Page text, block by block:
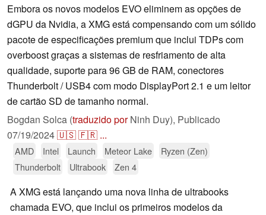
Embora os novos modelos EVO eliminem as opções de
dGPU da Nvidia, a XMG está compensando com um sólido
pacote de especificações premium que inclui TDPs com
overboost graças a sistemas de resfriamento de alta
qualidade, suporte para 96 GB de RAM, conectores
Thunderbolt / USB4 com modo DisplayPort 2.1 e um leitor
de cartão SD de tamanho normal.
Bogdan Solca (traduzido porNinh Duy), Publicado
07/19/2024🇺🇸🇫🇷 ...
AMD Intel Launch Meteor Lake
Ryzen (Zen)
Thunderbolt
Ultrabook Zen 4
A XMG está lançando uma nova linha de ultrabooks
chamada EVO, que inclui os primeiros modelos da